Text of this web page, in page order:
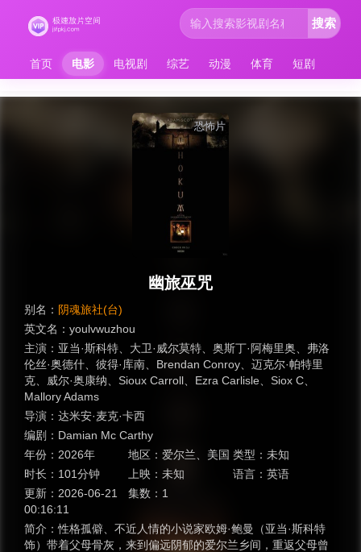
首页 电影 电视剧 综艺 动漫 体育 短剧
搜索
恐怖片
幽旅巫咒
别名： 阴魂旅社(台)
英文名： youlvwuzhou
主演： 亚当·斯科特 大卫·威尔莫特 奥斯丁·阿梅里奥
弗洛
伦丝·奥德什
彼得·库南 Brendan Conroy
迈克尔·帕特里
克
威尔·奥康纳 Sioux Carroll Ezra Carlisle Siox C
Mallory Adams
导演： 达米安·麦克·卡西
编剧： Damian Mc Carthy
年份： 2026年 地区： 爱尔兰 美国 类型： 未知
时长： 101分钟 上映：未知 语言： 英语
更新： 2026-06-21
00:16:11
集数： 1
简介：性格孤僻、不近人情的小说家欧姆·鲍曼（亚当·斯科特
饰）带着父母骨灰，来到偏远阴郁的爱尔兰乡间，重返父母曾